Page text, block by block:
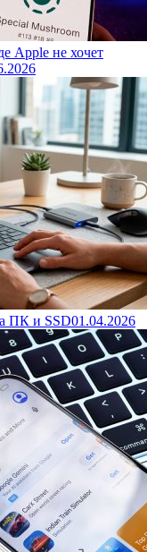
Apple не хочет
ПК и SSD01.04.2026